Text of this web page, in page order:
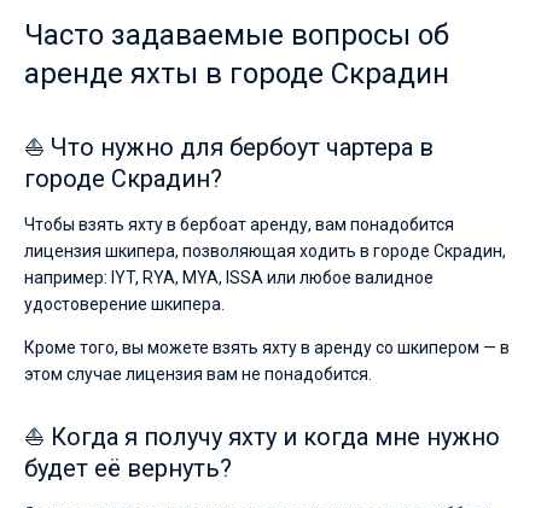
Часто задаваемые вопросы об
аренде яхты в городе Скрадин
⛵ Что нужно для бербоут чартера в
городе Скрадин?
Чтобы взять яхту в бербоат аренду, вам понадобится
лицензия шкипера, позволяющая ходить в городе Скрадин,
например: IYT, RYA, MYA, ISSA или любое валидное
удостоверение шкипера.
Кроме того, вы можете взять яхту в аренду со шкипером — в
этом случае лицензия вам не понадобится.
⛵ Когда я получу яхту и когда мне нужно
будет её вернуть?